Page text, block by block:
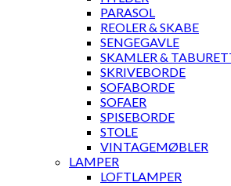
PARASOL
REOLER & SKABE
SENGEGAVLE
SKAMLER &
SKRIVEBORDE
SOFABORDE
SOFAER
SPISEBORDE
STOLE
VINTAGEMØBLER
LAMPER
LOFTLAMPER